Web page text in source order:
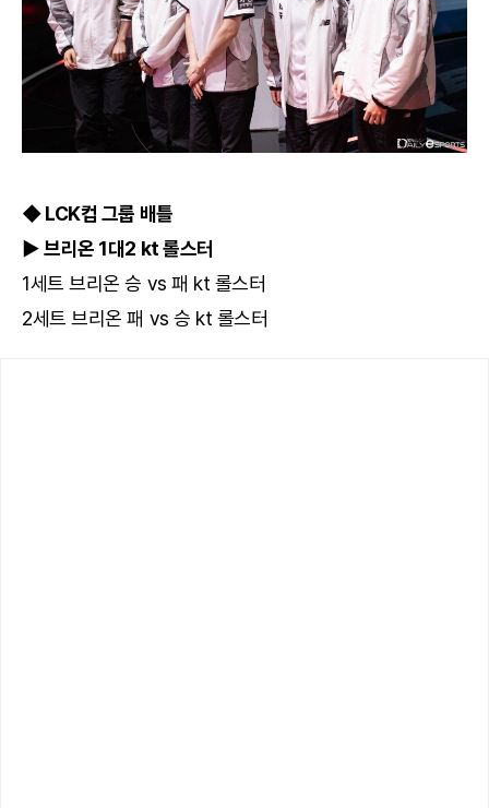
◆ LCK컵 그룹 배틀
▶ 브리온 1대2 kt 롤스터
1세트 브리온 승 vs 패 kt 롤스터
2세트 브리온 패 vs 승 kt 롤스터